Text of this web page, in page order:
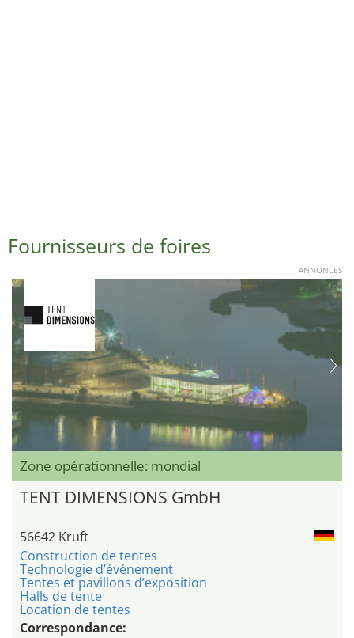
Fournisseurs de foires
ANNONCES
Zone opérationnelle: mondial
TENT DIMENSIONS GmbH
56642 Kruft
Construction de tentes
Technologie d’événement
Tentes et pavillons d’exposition
Halls de tente
Location de tentes
Correspondance: